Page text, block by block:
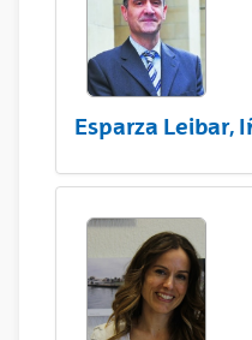
Esparza Leibar,